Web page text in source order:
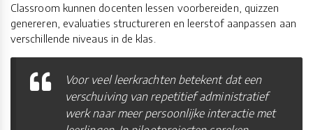
Classroom kunnen docenten lessen voorbereiden, quizzen
genereren, evaluaties structureren en leerstof aanpassen aan
verschillende niveaus in de klas.
Voor veel leerkrachten betekent dat een
verschuiving van repetitief administratief
werk naar meer persoonlijke interactie met